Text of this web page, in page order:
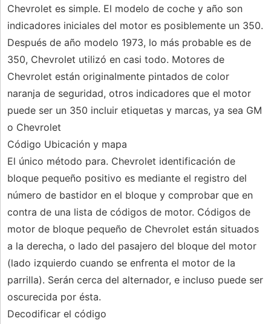
Chevrolet es simple. El modelo de coche y año son
indicadores iniciales del motor es posiblemente un 350.
Después de año modelo 1973, lo más probable es de
350, Chevrolet utilizó en casi todo. Motores de
Chevrolet están originalmente pintados de color
naranja de seguridad, otros indicadores que el motor
puede ser un 350 incluir etiquetas y marcas, ya sea GM
o Chevrolet
Código Ubicación y mapa
El único método para. Chevrolet identificación de
bloque pequeño positivo es mediante el registro del
número de bastidor en el bloque y comprobar que en
contra de una lista de códigos de motor. Códigos de
motor de bloque pequeño de Chevrolet están situados
a la derecha, o lado del pasajero del bloque del motor
(lado izquierdo cuando se enfrenta el motor de la
parrilla). Serán cerca del alternador, e incluso puede ser
oscurecida por ésta.
Decodificar el código